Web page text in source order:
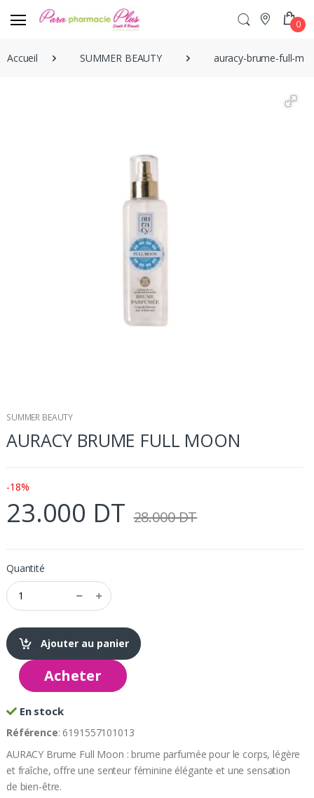
0
Accueil SUMMER BEAUTY auracy-brume-full-
SUMMER BEAUTY
AURACY BRUME FULL MOON
-18%
23.000 DT 28.000 DT
Quantité
Ajouter au panier
Acheter
En stock
Référence: 6191557101013
AURACY Brume Full Moon : brume parfumée pour le corps, légère
et fraîche, offre une senteur féminine élégante et une sensation
de bien-être.